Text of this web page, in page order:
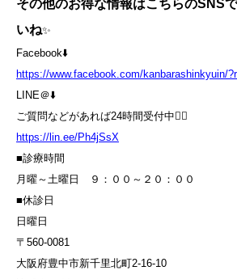
その他のお得な情報はこちらのSNS
いね✨
Facebook⬇️
https://www.facebook.com/kanbarashinkyuin/
LINE＠⬇️
ご質問などがあれば24時間受付中💁‍♀️
https://lin.ee/Ph4jSsX
■診療時間
月曜～土曜日 ９：００～２０：００
■休診日
日曜日
〒560-0081
大阪府豊中市新千里北町2-16-10